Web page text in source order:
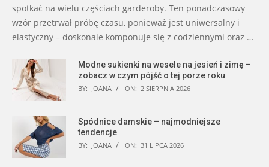
spotkać na wielu częściach garderoby. Ten ponadczasowy
wzór przetrwał próbę czasu, ponieważ jest uniwersalny i
elastyczny – doskonale komponuje się z codziennymi oraz …
Modne sukienki na wesele na jesień i zimę –
zobacz w czym pójść o tej porze roku
BY: JOANA ON: 2 SIERPNIA 2026
Spódnice damskie – najmodniejsze
tendencje
BY: JOANA ON: 31 LIPCA 2026